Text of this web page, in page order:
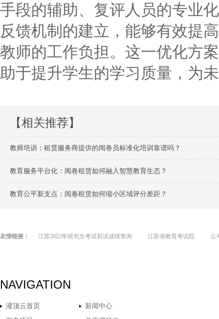
手段的辅助、复评人员的专业
反馈机制的建立，能够有效提
教师的工作负担。这一优化方
助于提升学生的学习质量，为
【相关推荐】
教师培训：租赁服务商提供的阅卷员标准化培训靠谱吗？
教育服务平台化：阅卷租赁如何融入智慧教育生态？
教育公平新支点：阅卷租赁如何缩小区域评分差距？
友情链接： 江苏2022年研究生考试初试成绩查询 江苏省教育考试院 云
NAVIGATION
灌顶云首页
新闻中心